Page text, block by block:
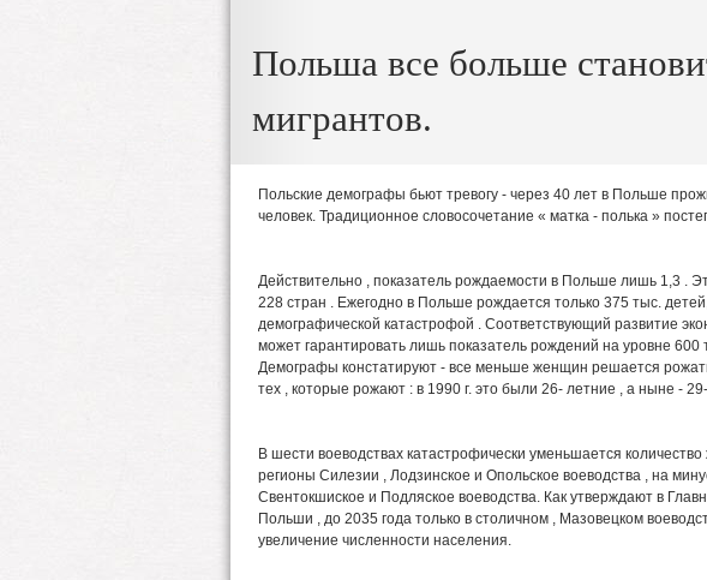
Польша все больше
мигрантов.
Польские демографы бьют тревогу - через 40 лет в Польше
человек. Традиционное словосочетание « матка - полька »
Действительно , показатель рождаемости в Польше лишь 1,3 .
228 стран . Ежегодно в Польше рождается только 375 тыс. детей,
демографической катастрофой . Соответствующий развитие
может гарантировать лишь показатель рождений на уровне 600
Демографы констатируют - все меньше женщин решается
тех , которые рожают : в 1990 г. это были 26- летние , а ныне -
В шести воеводствах катастрофически уменьшается
регионы Силезии , Лодзинское и Опольское воеводства , на
Свентокшиское и Подляское воеводства. Как утверждают в
Польши , до 2035 года только в столичном , Мазовецком
увеличение численности населения.